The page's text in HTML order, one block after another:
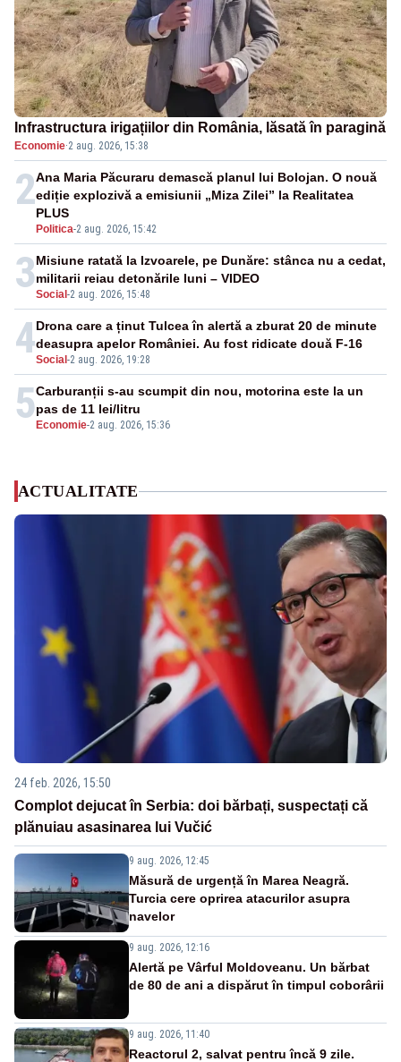
Infrastructura irigațiilor din România, lăsată în paragină
Economie·2 aug. 2026, 15:38
2
Politica-2 aug. 2026, 15:42
Ana Maria Păcuraru demască planul lui Bolojan. O nouă
ediție explozivă a emisiunii „Miza Zilei” la Realitatea
PLUS
3Social -2 aug. 2026, 15:48
Misiune ratată la Izvoarele, pe Dunăre: stânca nu a cedat,
militarii reiau detonările luni – VIDEO
4Social -2 aug. 2026, 19:28
Drona care a ținut Tulcea în alertă a zburat 20 de minute
deasupra apelor României. Au fost ridicate două F-16
5 Economie-2 aug. 2026, 15:36
Carburanții s-au scumpit din nou, motorina este la un
pas de 11 lei/litru
ACTUALITATE
24 feb. 2026, 15:50
Complot dejucat în Serbia: doi bărbați, suspectați că
plănuiau asasinarea lui Vučić
9 aug. 2026, 12:45
Măsură de urgență în Marea Neagră.
Turcia cere oprirea atacurilor asupra
navelor
9 aug. 2026, 12:16
Alertă pe Vârful Moldoveanu. Un bărbat
de 80 de ani a dispărut în timpul coborârii
9 aug. 2026, 11:40
Reactorul 2, salvat pentru încă 9 zile.